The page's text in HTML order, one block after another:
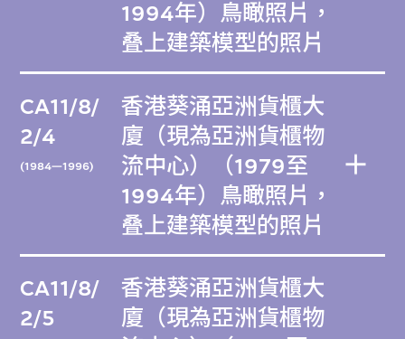
1994年）鳥瞰照片，
叠上建築模型的照片
CA11/8/
2/4
(1984—1996)
香港葵涌亞洲貨櫃大
廈（現為亞洲貨櫃物
流中心）（1979至
1994年）鳥瞰照片，
叠上建築模型的照片
CA11/8/
2/5
香港葵涌亞洲貨櫃大
廈（現為亞洲貨櫃物